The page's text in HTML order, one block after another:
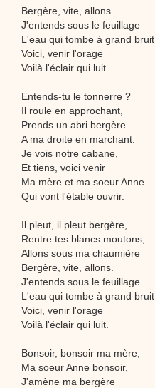
Bergère, vite, allons.
J'entends sous le feuillage
L'eau qui tombe à grand bruit,
Voici, venir l'orage
Voilà l'éclair qui luit.
Entends-tu le tonnerre ?
Il roule en approchant,
Prends un abri bergère
A ma droite en marchant.
Je vois notre cabane,
Et tiens, voici venir
Ma mère et ma soeur Anne
Qui vont l'étable ouvrir.
Il pleut, il pleut bergère,
Rentre tes blancs moutons,
Allons sous ma chaumière
Bergère, vite, allons.
J'entends sous le feuillage
L'eau qui tombe à grand bruit,
Voici, venir l'orage
Voilà l'éclair qui luit.
Bonsoir, bonsoir ma mère,
Ma soeur Anne bonsoir,
J'amène ma bergère